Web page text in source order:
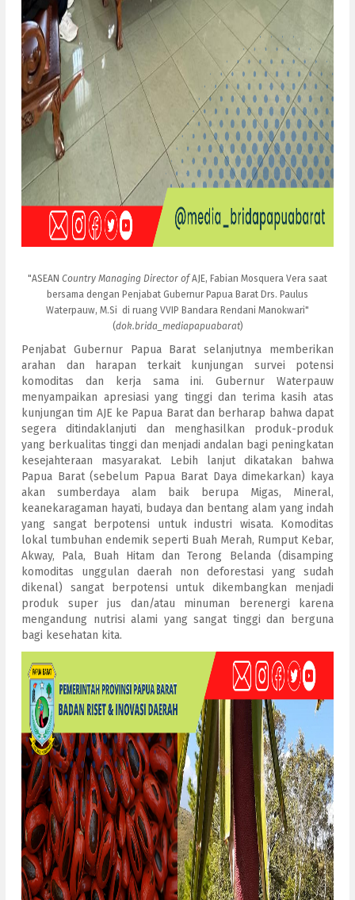
"ASEAN Country Managing Director ofAJE, Fabian Mosquera Vera saat
bersama dengan Penjabat Gubernur Papua Barat Drs. Paulus
Waterpauw, M.Si di ruang VVIP Bandara Rendani Manokwari"
(dok.brida_mediapapuabarat)
Penjabat Gubernur Papua Barat selanjutnya memberikan
arahan dan harapan terkait kunjungan survei potensi
komoditas dan kerja sama ini. Gubernur Waterpauw
menyampaikan apresiasi yang tinggi dan terima kasih atas
kunjungan tim AJE ke Papua Barat dan berharap bahwa dapat
segera ditindaklanjuti dan menghasilkan produk-produk
yang berkualitas tinggi dan menjadi andalan bagi peningkatan
kesejahteraan masyarakat. Lebih lanjut dikatakan bahwa
Papua Barat (sebelum Papua Barat Daya dimekarkan) kaya
akan sumberdaya alam baik berupa Migas, Mineral,
keanekaragaman hayati, budaya dan bentang alam yang indah
yang sangat berpotensi untuk industri wisata. Komoditas
lokal tumbuhan endemik seperti Buah Merah, Rumput Kebar,
Akway, Pala, Buah Hitam dan Terong Belanda (disamping
komoditas unggulan daerah non deforestasi yang sudah
dikenal) sangat berpotensi untuk dikembangkan menjadi
produk super jus dan/atau minuman berenergi karena
mengandung nutrisi alami yang sangat tinggi dan berguna
bagi kesehatan kita.